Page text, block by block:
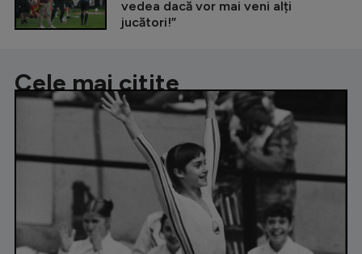
vedea dacă vor mai veni alți
jucători!”
Cele mai citite